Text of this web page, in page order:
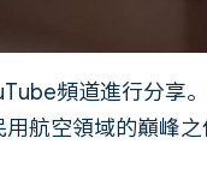
頻道進行分享
航空領域的巔峰